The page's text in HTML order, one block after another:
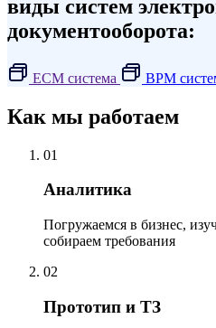
виды систем
документооборота:
ECM система BPM
Как мы работаем
01
Аналитика
Погружаемся в бизнес,
собираем требования
02
Прототип и ТЗ